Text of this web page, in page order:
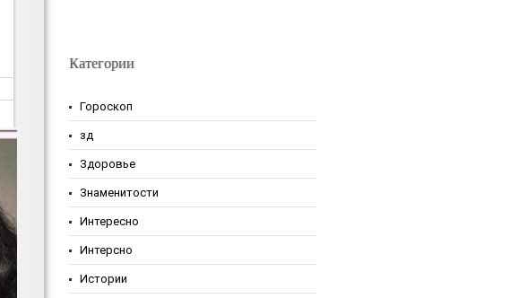
Категории
Гороскоп
зд
Здоровье
Знаменитости
Интересно
Интерсно
Истории